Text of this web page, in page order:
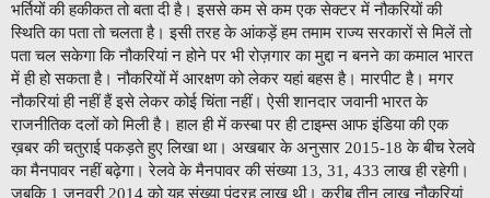
भर्तियों की हकीकत तो बता दी है। इससे कम से कम एक सेक्टर में नौकरियों की
स्थिति का पता तो चलता है। इसी तरह के आंकड़ें हम तमाम राज्य सरकारों से मिलें तो
पता चल सकेगा कि नौकरियां न होने पर भी रोज़गार का मुद्दा न बनने का कमाल भारत
में ही हो सकता है। नौकरियों में आरक्षण को लेकर यहां बहस है। मारपीट है। मगर
नौकरियां ही नहीं हैं इसे लेकर कोई चिंता नहीं। ऐसी शानदार जवानी भारत के
राजनीतिक दलों को मिली है। हाल ही में कस्बा पर ही टाइम्स आफ इंडिया की एक
ख़बर की चतुराई पकड़ते हुए लिखा था। अखबार के अनुसार 2015-18 के बीच रेलवे
का मैनपावर नहीं बढ़ेगा। रेलवे के मैनपावर की संख्या 13, 31, 433 लाख ही रहेगी।
जबकि 1 जनवरी 2014 को यह संख्या पंद्रह लाख थी। करीब तीन लाख नौकरियां